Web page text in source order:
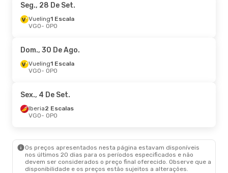
Sex., 21 De Ago.
Vueling1 Escala
OPO - VGO
Seg., 28 De Set.
Vueling1 Escala
VGO- OPO
Dom., 30 De Ago.
Vueling1 Escala
VGO- OPO
Sex., 4 De Set.
Iberia2 Escalas
VGO- OPO
Os preços apresentados nesta página estavam disponíveis
nos últimos 20 dias para os períodos especificados e não
devem ser considerados o preço final oferecido. Observe que a
disponibilidade e os preços estão sujeitos a alterações.